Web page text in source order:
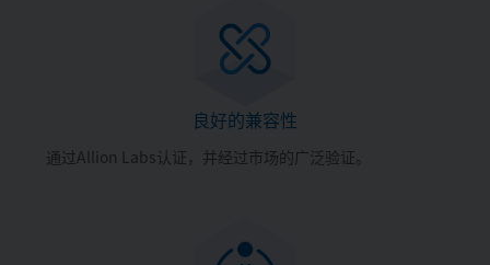
良好的兼容性
通过Allion Labs认证，并经过市场的广泛验证。